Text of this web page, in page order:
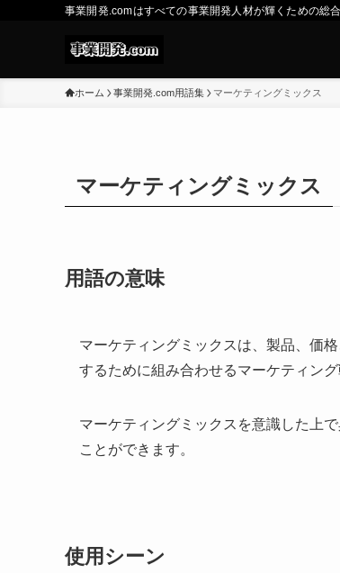
事業開発.comはすべての事業開発人材が輝くための総
ホーム 事業開発.com用語集 マーケティングミックス
マーケティングミックス
用語の意味
マーケティングミックスは、製品、価
するために組み合わせるマーケティング
マーケティングミックスを意識した上
ことができます。
使用シーン